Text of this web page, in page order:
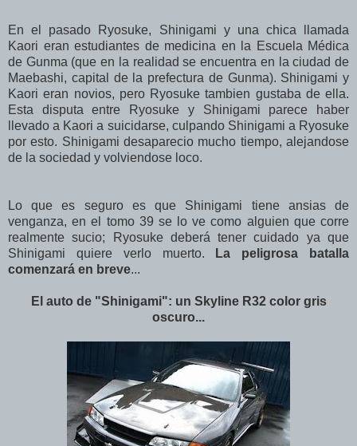
En el pasado Ryosuke, Shinigami y una chica llamada
Kaori eran estudiantes de medicina en la Escuela Médica
de Gunma (que en la realidad se encuentra en la ciudad de
Maebashi, capital de la prefectura de Gunma). Shinigami y
Kaori eran novios, pero Ryosuke tambien gustaba de ella.
Esta disputa entre Ryosuke y Shinigami parece haber
llevado a Kaori a suicidarse, culpando Shinigami a Ryosuke
por esto. Shinigami desaparecio mucho tiempo, alejandose
de la sociedad y volviendose loco.
Lo que es seguro es que Shinigami tiene ansias de
venganza, en el tomo 39 se lo ve como alguien que corre
realmente sucio; Ryosuke deberá tener cuidado ya que
Shinigami quiere verlo muerto.
La peligrosa batalla
comenzará en breve...
El auto de "Shinigami": un Skyline R32 color gris
oscuro...